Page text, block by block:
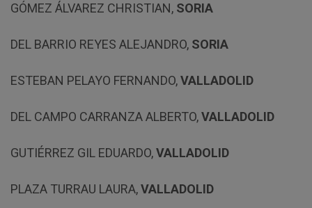
GÓMEZ ÁLVAREZ CHRISTIAN, SORIA
DEL BARRIO REYES ALEJANDRO, SORIA
ESTEBAN PELAYO FERNANDO,VALLADOLID
DEL CAMPO CARRANZA ALBERTO,VALLADOLID
GUTIÉRREZ GIL EDUARDO,VALLADOLID
PLAZA TURRAU LAURA,VALLADOLID